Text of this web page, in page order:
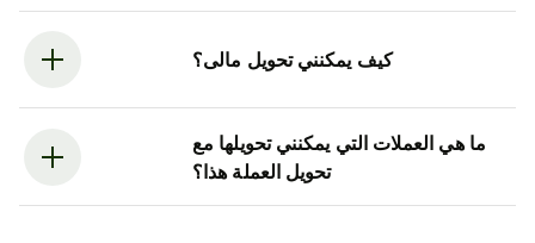
كيف يمكنني تحويل مالى؟
ما هي العملات التي يمكنني تحويلها مع
تحويل العملة هذا؟